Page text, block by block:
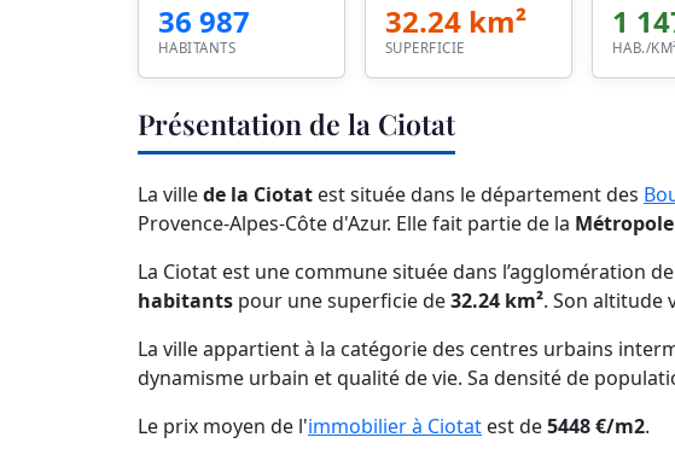
36 987
HABITANTS
32.24 km²
SUPERFICIE
1
HAB./
Présentation de la Ciotat
La villede la Ciotat est située dans le département des
Provence-Alpes-Côte d'Azur. Elle fait partie de la
La Ciotat est une commune située dans l’agglomération
habitants pour une superficie de32.24 km². Son altitude
La ville appartient à la catégorie des centres urbains
dynamisme urbain et qualité de vie. Sa densité de
Le prix moyen de l'immobilier à Ciotat est de5448 €/m2.